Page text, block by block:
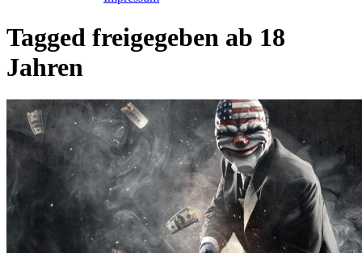
Tagged freigegeben ab 18
Jahren